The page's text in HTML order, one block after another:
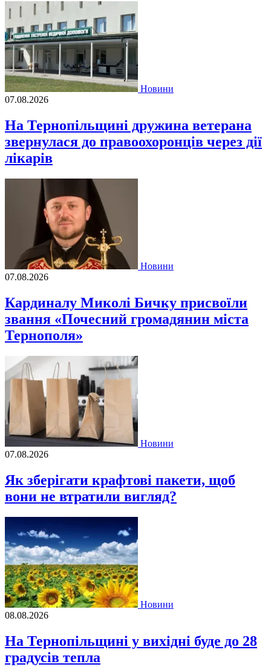
Новини
07.08.2026
На Тернопільщині дружина ветерана
звернулася до правоохоронців через дії
лікарів
Новини
07.08.2026
Кардиналу Миколі Бичку присвоїли
звання «Почесний громадянин міста
Тернополя»
Новини
07.08.2026
Як зберігати крафтові пакети, щоб
вони не втратили вигляд?
Новини
08.08.2026
На Тернопільщині у вихідні буде до 28
градусів тепла